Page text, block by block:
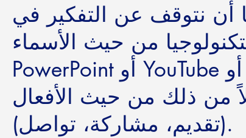
أن نتوقف عن التفكير في
من حيث الأسماء (مثل
PowerPoint أو YouTube أو Twitter) وأن
من ذلك من حيث الأفعال
(تقديم، مشاركة، تواصل).